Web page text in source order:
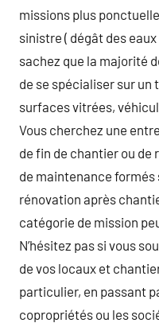
missions plus
sinistre ( dégât des
sachez que la majorité
de se spécialiser sur un
surfaces vitrées,
Vous cherchez une
de fin de chantier ou
de maintenance formés
rénovation après
catégorie de mission
N’hésitez pas si vous
de vos locaux et
particulier, en passant
copropriétés ou les